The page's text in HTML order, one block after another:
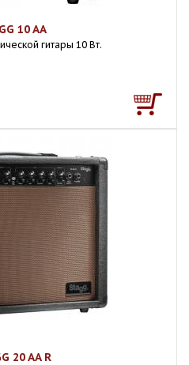
10 AA
гитары 10 Вт.
20 AA R